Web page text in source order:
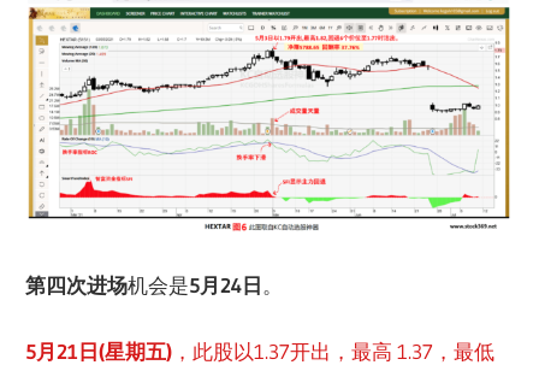
第四次进场机会是5月24日。
5月21日(星期五) ，此股以1.37开出，最高 1.37，最低